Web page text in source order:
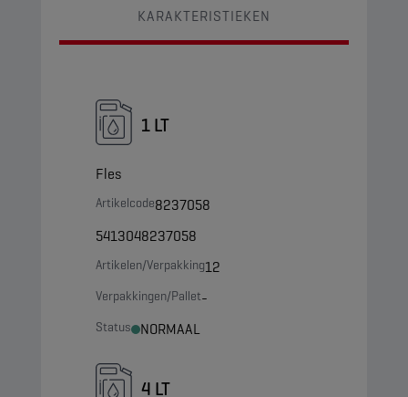
KARAKTERISTIEKEN
1 LT
Fles
Artikelcode8237058
5413048237058
Artikelen/Verpakking12
Verpakkingen/Pallet-
Status NORMAAL
4 LT